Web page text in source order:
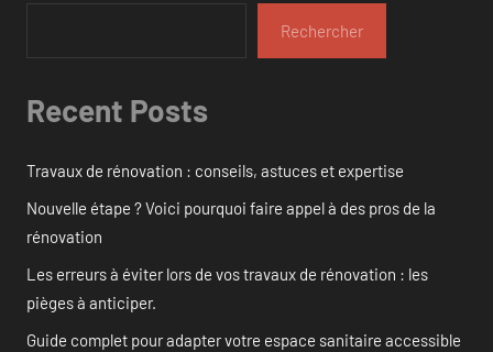
Rechercher
Recent Posts
Travaux de rénovation : conseils, astuces et expertise
Nouvelle étape ? Voici pourquoi faire appel à des pros de la
rénovation
Les erreurs à éviter lors de vos travaux de rénovation : les
pièges à anticiper.
Guide complet pour adapter votre espace sanitaire accessible